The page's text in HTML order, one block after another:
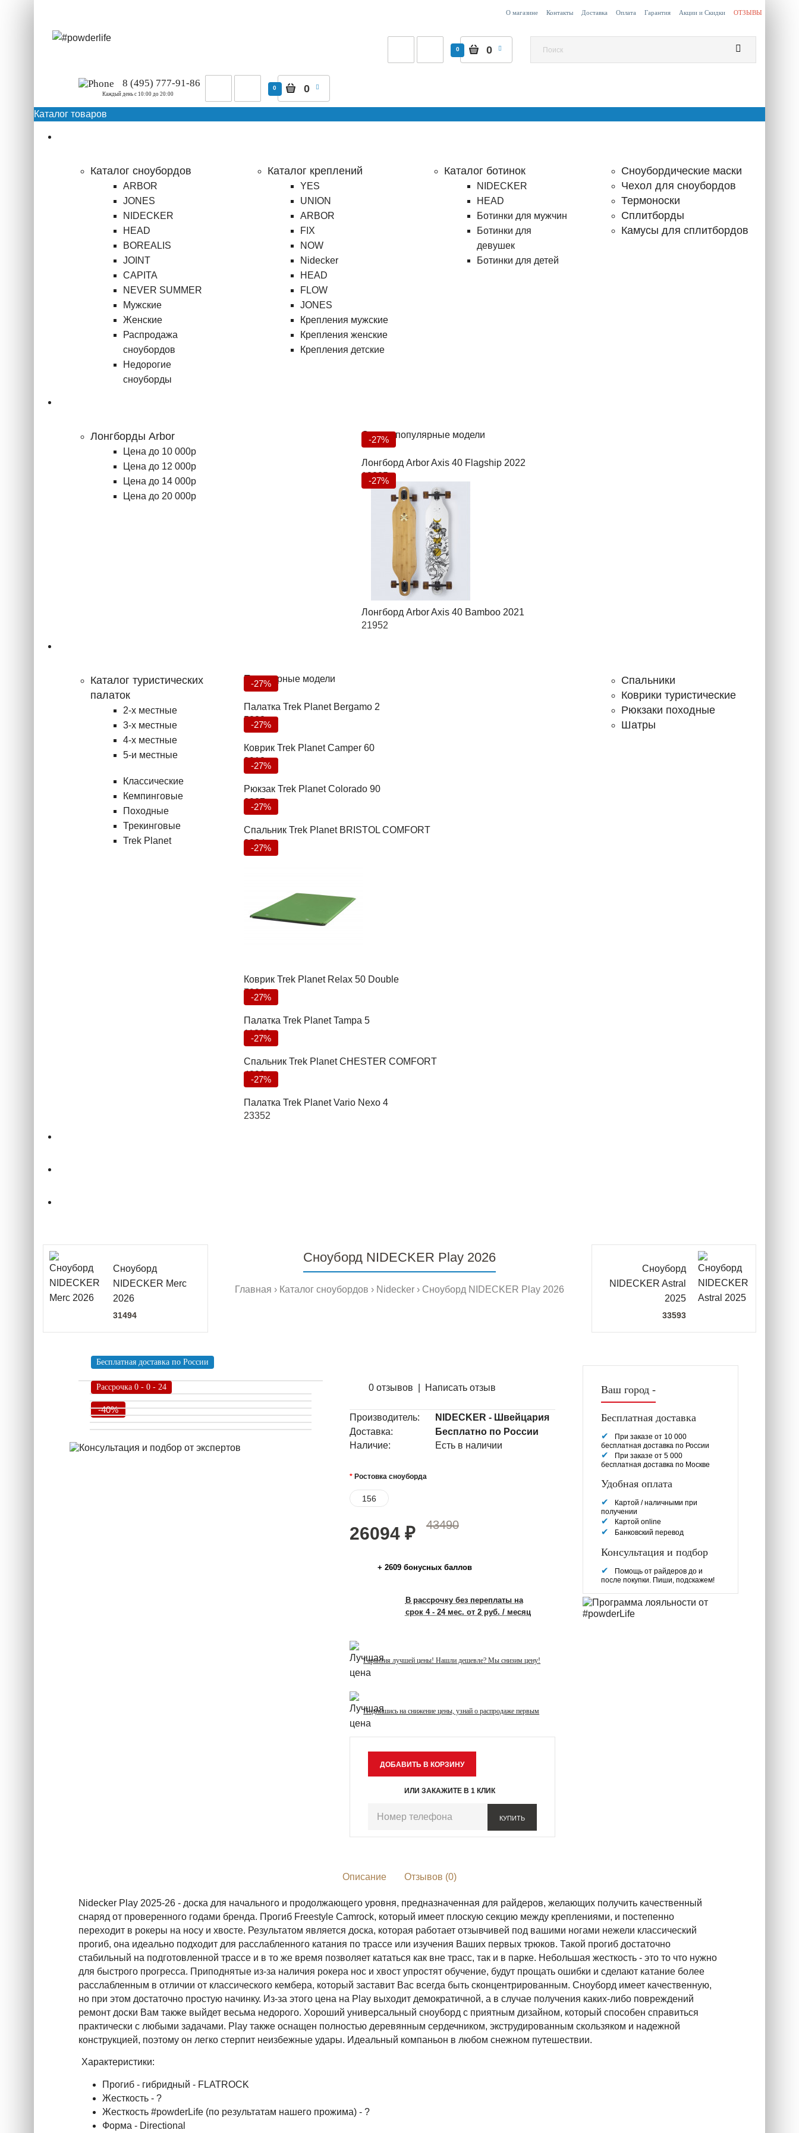
О магазине Контакты Доставка Оплата Гарантия Акции и Скидки ОТЗЫВЫ
0 0
8 (495) 777-91-86
Каждый день c 10:00 до 20:00
0 0
Каталог товаров
Каталог сноубордов
ARBOR
JONES
NIDECKER
HEAD
BOREALIS
JOINT
CAPITA
NEVER SUMMER
Мужские
Женские
Распродажа
сноубордов
Недорогие
сноуборды
Каталог креплений
YES
UNION
ARBOR
FIX
NOW
Nidecker
HEAD
FLOW
JONES
Крепления мужские
Крепления женские
Крепления детские
Каталог ботинок
NIDECKER
HEAD
Ботинки для мужчин
Ботинки для
девушек
Ботинки для детей
Сноубордические маски
Чехол для сноубордов
Термоноски
Сплитборды
Камусы для сплитбордов
Лонгборды Arbor
Цена до 10 000р
Цена до 12 000р
Цена до 14 000р
Цена до 20 000р
Самые популярные модели
-27%
Лонгборд Arbor Axis 40 Flagship 2022
18235
-27%
Лонгборд Arbor Axis 40 Bamboo 2021
21952
Каталог туристических
палаток
2-х местные
3-х местные
4-х местные
5-и местные
Классические
Кемпинговые
Походные
Трекинговые
Trek Planet
Популярные модели
-27%
Палатка Trek Planet Bergamo 2
5832
-27%
Коврик Trek Planet Camper 60
2912
-27%
Рюкзак Trek Planet Colorado 90
6927
-27%
Спальник Trek Planet BRISTOL COMFORT
3934
-27%
Коврик Trek Planet Relax 50 Double
7000
-27%
Палатка Trek Planet Tampa 5
11380
-27%
Спальник Trek Planet CHESTER COMFORT
4299
-27%
Палатка Trek Planet Vario Nexo 4
23352
Спальники
Коврики туристические
Рюкзаки походные
Шатры
Сноуборд
NIDECKER Merc
2026
31494
Сноуборд NIDECKER Play 2026
Главная Каталог сноубордов Nidecker Сноуборд NIDECKER Play 2026
Сноуборд
NIDECKER Astral
2025
33593
-40%
Рассрочка 0 - 0 - 24
Бесплатная доставка по России
0 отзывов Написать отзыв
Производитель:
NIDECKER - Швейцария
Доставка:
Бесплатно по России
Наличие:
Есть в наличии
Ростовка сноуборда
156
26094₽ 43490
+ 2609 бонусных баллов
В рассрочку без переплаты на
срок 4 - 24 мес. от 2 руб. / месяц
Гарантия лучшей цены! Нашли дешевле? Мы снизим цену!
Подпишись на снижение цены, узнай о распродаже первым
ИЛИ ЗАКАЖИТЕ В 1 КЛИК
КУПИТЬ
Ваш город -
Бесплатная доставка
При заказе от 10 000
бесплатная доставка по России
При заказе от 5 000
бесплатная доставка по Москве
Удобная оплата
Картой / наличными при
получении
Картой online
Банковский перевод
Консультация и подбор
Помощь от райдеров до и
после покупки. Пиши, подскажем!
Описание Отзывов (0)
Nidecker Play 2025-26 - доска для начального и продолжающего уровня, предназначенная для райдеров, желающих получить качественный
снаряд от проверенного годами бренда. Прогиб Freestyle Camrock, который имеет плоскую секцию между креплениями, и постепенно
переходит в рокеры на носу и хвосте. Результатом является доска, которая работает отзывчивей под вашими ногами нежели классический
прогиб, она идеально подходит для расслабленного катания по трассе или изучения Ваших первых трюков. Такой прогиб достаточно
стабильный на подготовленной трассе и в то же время позволяет кататься как вне трасс, так и в парке. Небольшая жесткость - это то что нужно
для быстрого прогресса. Приподнятые из-за наличия рокера нос и хвост упростят обучение, будут прощать ошибки и сделают катание более
расслабленным в отличии от классического кембера, который заставит Вас всегда быть сконцентрированным. Сноуборд имеет качественную,
но при этом достаточно простую начинку. Из-за этого цена на Play выходит демократичной, а в случае получения каких-либо повреждений
ремонт доски Вам также выйдет весьма недорого. Хороший универсальный сноуборд с приятным дизайном, который способен справиться
практически с любыми задачами. Play также оснащен полностью деревянным сердечником, экструдированным скользяком и надежной
конструкцией, поэтому он легко стерпит неизбежные удары. Идеальный компаньон в любом снежном путешествии.
Характеристики:
Прогиб - гибридный - FLATROCK
Жесткость - ?
Жесткость #powderLife (по результатам нашего прожима) - ?
Форма - Directional